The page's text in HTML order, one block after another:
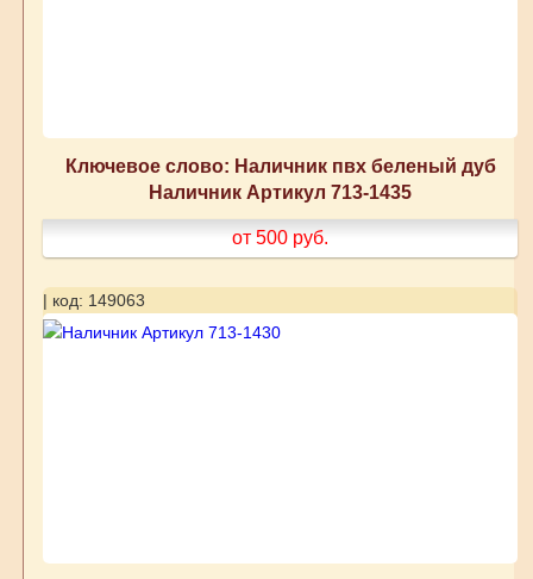
Ключевое слово: Наличник пвх беленый дуб
Наличник Артикул 713-1435
от 500 руб.
| код: 149063